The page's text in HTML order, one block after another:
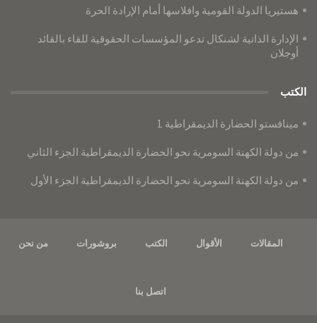
هستيريا الدولة القومية وافلاسها أمام الإرادة الحرة
الإدارة الذاتية لشنكال تدعو المؤسسات الحقوقية للقاء بالقائد
أوجلان
الكتب
مينافستو الحضارة الديمقراطية 1
من دولة الكهنة السومرية نحو الحضارة الديمقراطية الجزء الثاني
من دولة الكهنة السومرية نحو الحضارة الديمقراطية الجزء الأول
المقالات الأقوال الكتب بروشورات من نحن
اتصل بنا